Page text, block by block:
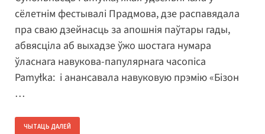
сёлетнім фестывалі Прадмова, дзе распавядала
пра сваю дзейнасць за апошнія паўтары гады,
абвясціла аб выхадзе ўжо шостага нумара
ўласнага навукова-папулярнага часопіса
Pamyłka: і анансавала навуковую прэмію «Бізон
…
ЧЫТАЦЬ ДАЛЕЙ